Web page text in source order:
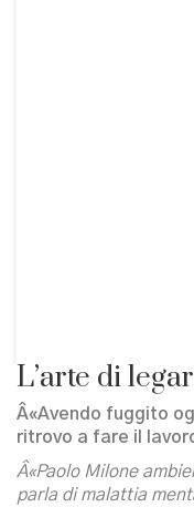
L’arte di
Â«Avendo fuggito
ritrovo a fare il
Â«Paolo Milone
parla di malattia